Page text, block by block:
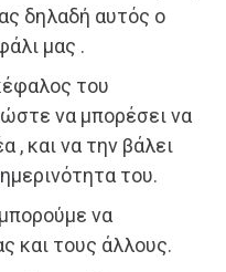
δηλαδή αυτός ο
μας .
του
να μπορέσει να
, και να την βάλει
του.
να
και τους άλλους.